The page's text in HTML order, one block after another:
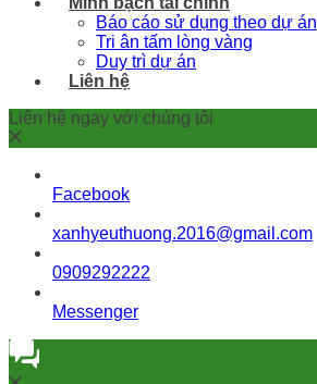
Báo cáo sử dụng theo dự án
Tri ân tấm lòng vàng
Duy trì dự án
Liên hệ
Liên hệ ngay với chúng tôi
Facebook
xanhyeuthuong.2016@gmail.com
0909292222
Messenger